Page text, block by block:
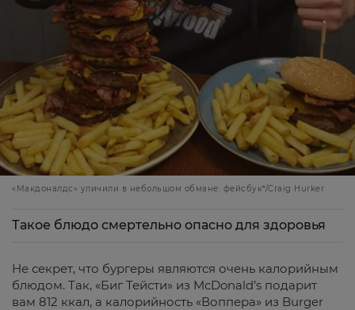
«Макдоналдс» уличили в небольшом обмане: фейсбук*/Craig Hurker
Такое блюдо смертельно опасно для здоровья
Не секрет, что бургеры являются очень калорийным
блюдом. Так, «Биг Тейсти» из McDonald’s подарит
вам 812 ккал, а калорийность «Воппера» из Burger